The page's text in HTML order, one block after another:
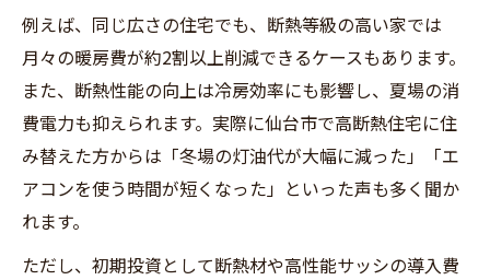
窓性能が断熱性能に与える効果とは
断熱性能向上で実現できる快適性とは
断熱性能の基準値から見る家づくりの要点
年間エネルギー消費削減を実現する家づくりの
工夫
効率的な断熱設計で光熱費を賢く節約
例えば、同じ広さの住宅でも、断熱等級の高い家では
月々の暖房費が約2割以上削減できるケースもあります。
また、断熱性能の向上は冷房効率にも影響し、夏場の消
費電力も抑えられます。実際に仙台市で高断熱住宅に住
み替えた方からは「冬場の灯油代が大幅に減った」「エ
アコンを使う時間が短くなった」といった声も多く聞か
れます。
ただし、初期投資として断熱材や高性能サッシの導入費